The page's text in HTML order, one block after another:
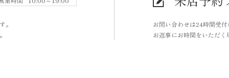
。
お問い合わせは24時間受
お返事にお時間をいただ